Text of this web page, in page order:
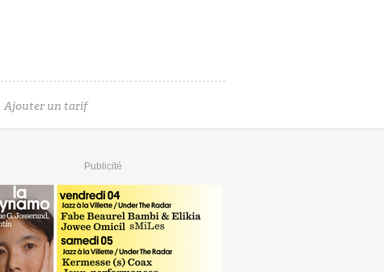
Ajouter un tarif
Publicité